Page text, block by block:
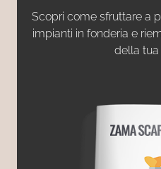
Scopri come sfruttare a
impianti in fonderia e
della tua